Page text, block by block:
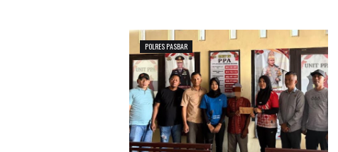
POLRES PASBAR